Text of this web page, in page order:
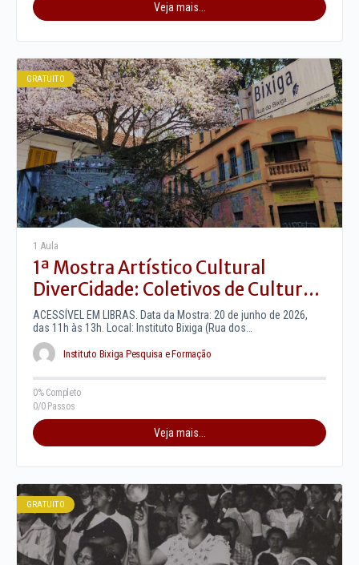
Veja mais...
GRATUITO
1 Aula
1ª Mostra Artístico Cultural
DiverCidade: Coletivos de Cultura
Comunitária no Bixiga (20 de
Junho)
ACESSÍVEL EM LIBRAS. Data da Mostra: 20 de junho de 2026,
das 11h às 13h. Local: Instituto Bixiga (Rua dos…
Instituto Bixiga Pesquisa e Formação
0% Completo
0/0 Passos
Veja mais...
GRATUITO